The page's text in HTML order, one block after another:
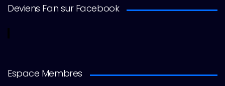
Deviens Fan sur Facebook
Espace Membres